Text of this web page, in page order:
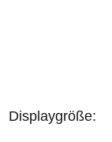
Displaygröße: